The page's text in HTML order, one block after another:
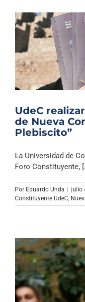
UdeC
de Nueva
Plebiscito”
La Universidad de
Foro Constituyente,
Por Eduardo Unda julio
Constituyente UdeC,